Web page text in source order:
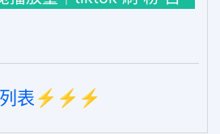
表⚡️⚡️⚡️